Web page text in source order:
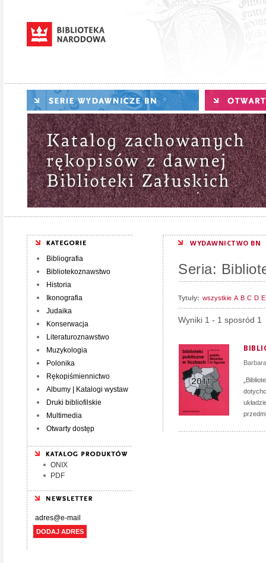
Bibliografia
Bibliotekoznawstwo
Historia
Ikonografia
Judaika
Konserwacja
Literaturoznawstwo
Muzykologia
Polonika
Rękopiśmiennictwo
Albumy | Katalogi wystaw
Druki bibliofilskie
Multimedia
Otwarty dostęp
ONIX
PDF
DODAJ ADRES
WYDAWNICTWO BN
Seria:
Tytuły: wszystkie A B C D E
Wyniki 1 - 1 sposród 1